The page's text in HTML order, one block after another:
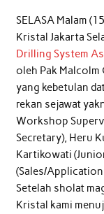
SELASA Malam
Kristal Jakarta
Drilling System
oleh Pak Malcolm
yang kebetulan
rekan sejawat
Workshop
Secretary), Heru
Kartikowati
(Sales/
Setelah sholat
Kristal kami